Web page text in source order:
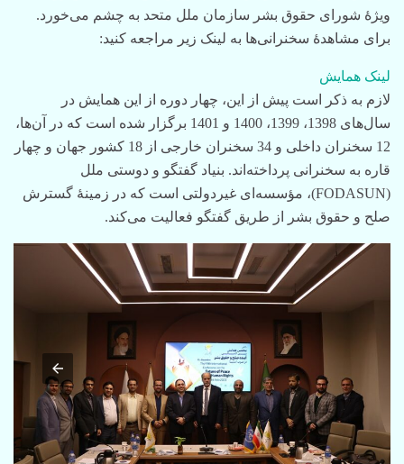
ویژۀ شورای حقوق بشر سازمان ملل متحد به چشم می‌خورد.
برای مشاهدۀ سخنرانی‌ها به لینک زیر مراجعه کنید:
لینک همایش
لازم به ذکر است پیش از این، چهار دوره از این همایش در
سال‌های 1398، 1399، 1400 و 1401 برگزار شده است که در آن‌ها،
12 سخنران داخلی و 34 سخنران خارجی از 18 کشور جهان و چهار
قاره به سخنرانی پرداخته‌اند. بنیاد گفتگو و دوستی ملل
(FODASUN)، مؤسسه‌ای غیردولتی است که در زمینۀ گسترش
صلح و حقوق بشر از طریق گفتگو فعالیت می‌کند.